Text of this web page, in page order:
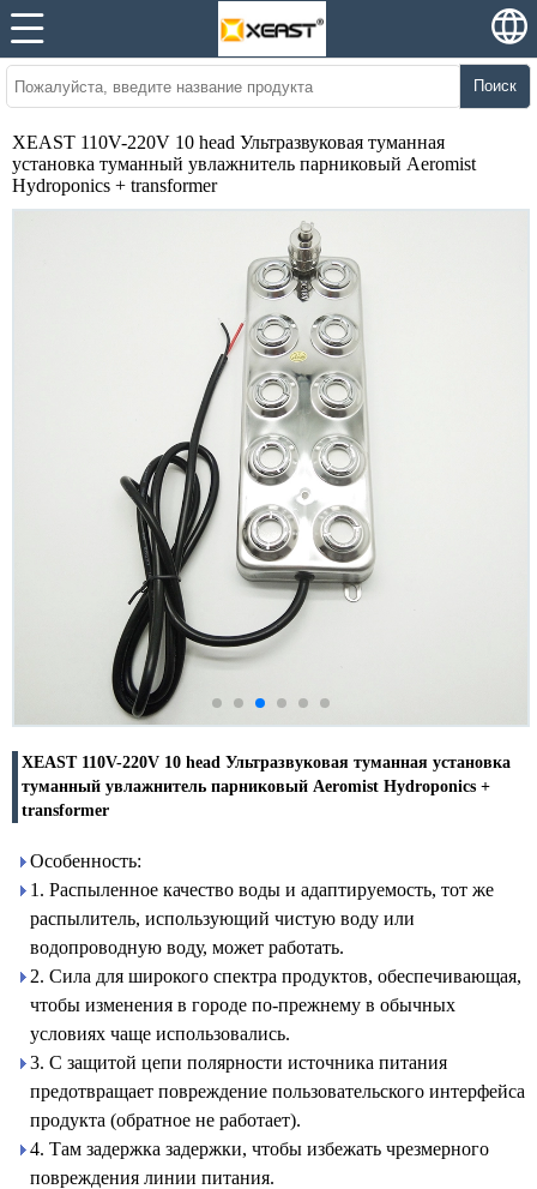
Поиск
XEAST 110V-220V 10 head Ультразвуковая туманная
установка туманный увлажнитель парниковый Aeromist
Hydroponics + transformer
XEAST 110V-220V 10 head Ультразвуковая туманная установка
туманный увлажнитель парниковый Aeromist Hydroponics +
transformer
Особенность:
1. Распыленное качество воды и адаптируемость, тот же
распылитель, использующий чистую воду или
водопроводную воду, может работать.
2. Сила для широкого спектра продуктов, обеспечивающая,
чтобы изменения в городе по-прежнему в обычных
условиях чаще использовались.
3. С защитой цепи полярности источника питания
предотвращает повреждение пользовательского интерфейса
продукта (обратное не работает).
4. Там задержка задержки, чтобы избежать чрезмерного
повреждения линии питания.